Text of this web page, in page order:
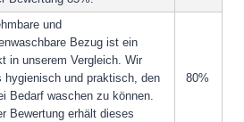
und
Bezug ist ein
in unserem Vergleich. Wir
hygienisch und praktisch, den
Bedarf waschen zu können.
Bewertung erhält dieses
80%